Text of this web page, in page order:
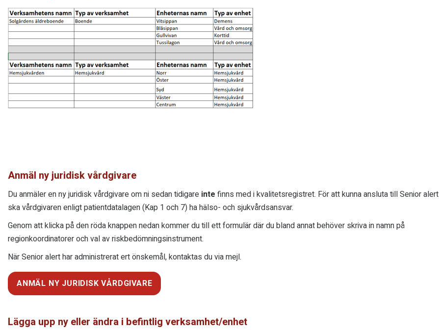
Anmäl ny juridisk vårdgivare
Du anmäler en ny juridisk vårdgivare om ni sedan tidigare inte finns med i kvalitetsregistret. För att kunna ansluta till Senior alert
ska vårdgivaren enligt patientdatalagen (Kap 1 och 7) ha hälso- och sjukvårdsansvar.
Genom att klicka på den röda knappen nedan kommer du till ett formulär där du bland annat behöver skriva in namn på
regionkoordinatorer och val av riskbedömningsinstrument.
När Senior alert har administrerat ert önskemål, kontaktas du via mejl.
ANMÄL NY JURIDISK VÅRDGIVARE
Lägga upp ny eller ändra i befintlig verksamhet/enhet